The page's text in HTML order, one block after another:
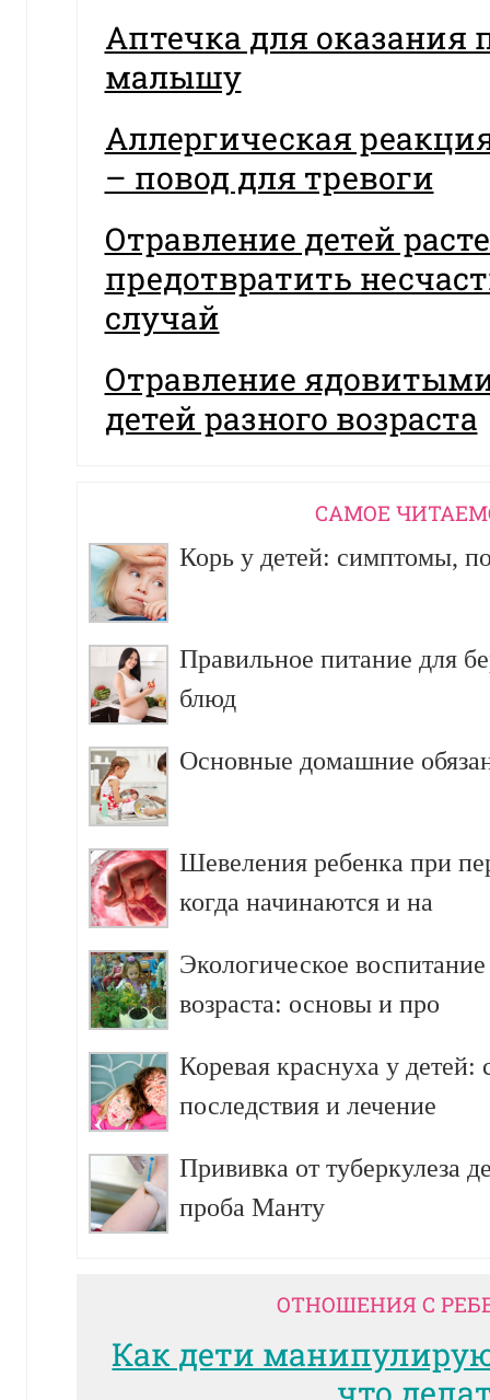
Аптечка для
малышу
Аллергическая
– повод для тревоги
Отравление детей
предотвратить
случай
Отравление
детей разного возраста
CАМОЕ
Корь у детей: симптомы,
Правильное питание для
блюд
Основные домашние
Шевеления ребенка при
когда начинаются и на
Экологическое
возраста: основы и про
Коревая краснуха у
последствия и лечение
Прививка от туберкулеза
проба Манту
ОТНОШЕНИЯ С
Как дети
что